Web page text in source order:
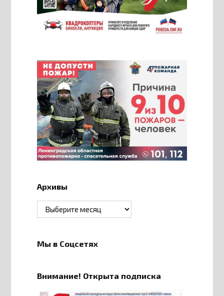
Архивы
Архивы
Мы в Соцсетях
Внимание! Открыта подписка